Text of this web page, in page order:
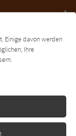
Newsletter
Einige davon werden
Ihre